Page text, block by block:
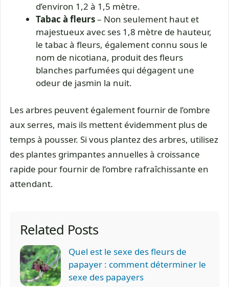
d’environ 1,2 à 1,5 mètre.
Tabac à fleurs– Non seulement haut et
majestueux avec ses 1,8 mètre de hauteur,
le tabac à fleurs, également connu sous le
nom de nicotiana, produit des fleurs
blanches parfumées qui dégagent une
odeur de jasmin la nuit.
Les arbres peuvent également fournir de l’ombre
aux serres, mais ils mettent évidemment plus de
temps à pousser. Si vous plantez des arbres, utilisez
des plantes grimpantes annuelles à croissance
rapide pour fournir de l’ombre rafraîchissante en
attendant.
Related Posts
Quel est le sexe des fleurs de
papayer : comment déterminer le
sexe des papayers